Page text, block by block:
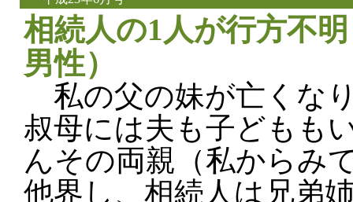
相続人の1人が行方不
男性）
私の父の妹が亡くな
叔母には夫も子どもも
んその両親（私からみ
他界し、相続人は兄弟